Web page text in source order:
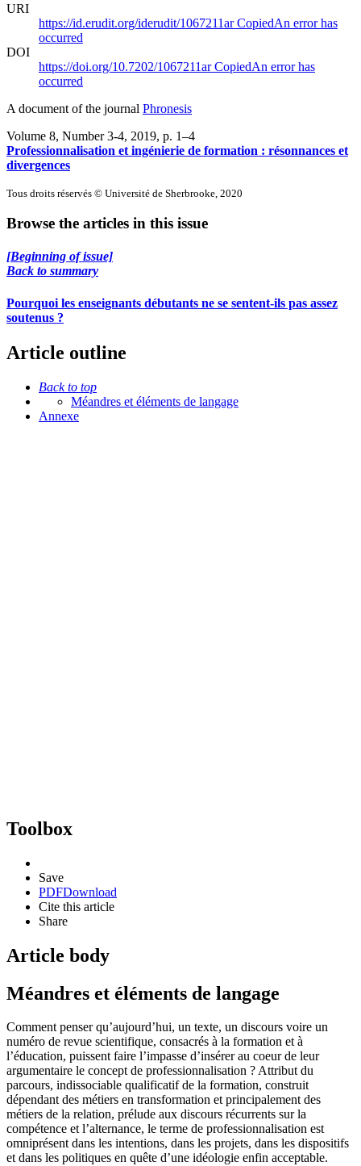
URI
https://id.erudit.org/iderudit/1067211arCopiedAn error has
occurred
DOI
https://doi.org/10.7202/1067211arCopiedAn error has
occurred
A document of the journal Phronesis
Volume 8, Number 3-4, 2019, p. 1–4
Professionnalisation et ingénierie de formation : résonnances et
divergences
Tous droits réservés © Université de Sherbrooke, 2020
Browse the articles in this issue
[Beginning of issue]
Back to summary
Pourquoi les enseignants débutants ne se sentent-ils pas assez
soutenus ?
Article outline
Back to top
Méandres et éléments de langage
Annexe
Toolbox
Save
PDFDownload
Cite this article
Share
Article body
Méandres et éléments de langage
Comment penser qu’aujourd’hui, un texte, un discours voire un
numéro de revue scientifique, consacrés à la formation et à
l’éducation, puissent faire l’impasse d’insérer au coeur de leur
argumentaire le concept de professionnalisation ? Attribut du
parcours, indissociable qualificatif de la formation, construit
dépendant des métiers en transformation et principalement des
métiers de la relation, prélude aux discours récurrents sur la
compétence et l’alternance, le terme de professionnalisation est
omniprésent dans les intentions, dans les projets, dans les dispositifs
et dans les politiques en quête d’une idéologie enfin acceptable.